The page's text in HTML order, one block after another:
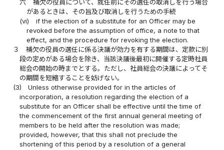
六
補欠の役員について、就任前にその選任の取消しを行う場合
があるときは、その旨及び取消しを行うための手続
(vi)
if the election of a substitute for an Officer may be
revoked before the assumption of office, a note to that
effect, and the procedure for revoking the election.
３
補欠の役員の選任に係る決議が効力を有する期間は、定款に別
段の定めがある場合を除き、当該決議後最初に開催する定時社員
総会の開始の時までとする。ただし、社員総会の決議によってそ
の期間を短縮することを妨げない。
(3)
Unless otherwise provided for in the articles of
incorporation, a resolution regarding the election of a
substitute for an Officer shall be effective until the time of
the commencement of the first annual general meeting of
members to be held after the resolution was made;
provided, however, that this shall not preclude the
shortening of this period by a resolution of a general